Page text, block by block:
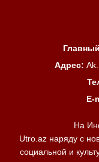
Адрес:
E-
На
Utro.az наряду с
социальной и